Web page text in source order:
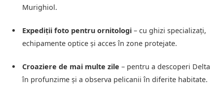
Murighiol.
Expediții foto pentru ornitologi – cu ghizi specializați,
echipamente optice și acces în zone protejate.
Croaziere de mai multe zile – pentru a descoperi Delta
în profunzime și a observa pelicanii în diferite habitate.